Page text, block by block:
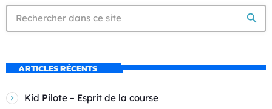
search
ARTICLES RÉCENTS
Kid Pilote – Esprit de la course